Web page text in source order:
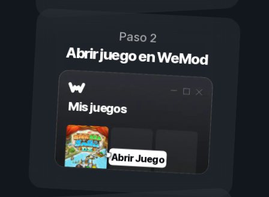
Paso 2
Abrir juego en WeMod
Mis juegos
Abrir Juego